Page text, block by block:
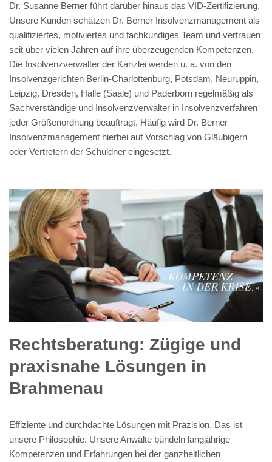
Dr. Susanne Berner führt darüber hinaus das VID-Zertifizierung.
Unsere Kunden schätzen Dr. Berner Insolvenzmanagement als
qualifiziertes, motiviertes und fachkundiges Team und vertrauen
seit über vielen Jahren auf ihre überzeugenden Kompetenzen.
Die Insolvenzverwalter der Kanzlei werden u. a. von den
Insolvenzgerichten Berlin-Charlottenburg, Potsdam, Neuruppin,
Leipzig, Dresden, Halle (Saale) und Paderborn regelmäßig als
Sachverständige und Insolvenzverwalter in Insolvenzverfahren
jeder Größenordnung beauftragt. Häufig wird Dr. Berner
Insolvenzmanagement hierbei auf Vorschlag von Gläubigern
oder Vertretern der Schuldner eingesetzt.
Rechtsberatung: Zügige und
praxisnahe Lösungen in
Brahmenau
Effiziente und durchdachte Lösungen mit Präzision. Das ist
unsere Philosophie. Unsere Anwälte bündeln langjährige
Kompetenzen und Erfahrungen bei der ganzheitlichen